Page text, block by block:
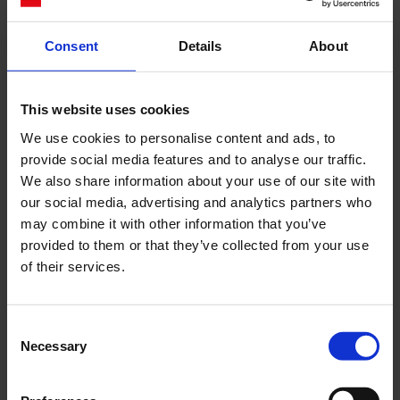
Consent Details About
This website uses cookies
We use cookies to personalise content and ads, to
provide social media features and to analyse our traffic.
We also share information about your use of our site with
our social media, advertising and analytics partners who
may combine it with other information that you’ve
provided to them or that they’ve collected from your use
of their services.
Selection
Necessary
Questi ultimi si uniscono per regalarci un
racconto unico e condiviso in cui l’amore
diventa impegno, costanza e pensiero
carnale. All’interno delle immagini vediamo
farsi spazio un altro protagonista, il cantante
emergente italiano Lumiero che ci presenta il
suo nuovo singolo “Corteggiamento Lento”.
Musica e immagini d’autore così diventano i
testimoni dell’amore contemporaneo. La
rossa con stampa coccodrillo, ma non solo. La
versione small si veste in suede spazzolato